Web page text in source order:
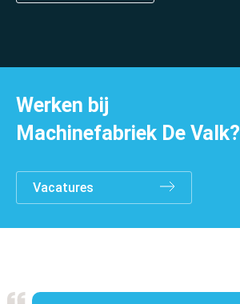
Over de groep
Werken bij
Machinefabriek De Valk?
Vacatures